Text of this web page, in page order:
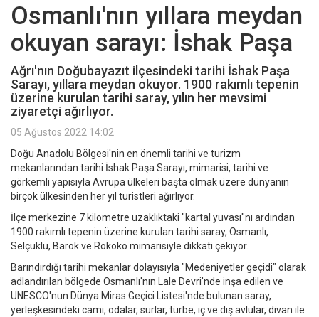
Osmanlı'nın yıllara meydan
okuyan sarayı: İshak Paşa
Ağrı'nın Doğubayazıt ilçesindeki tarihi İshak Paşa
Sarayı, yıllara meydan okuyor. 1900 rakımlı tepenin
üzerine kurulan tarihi saray, yılın her mevsimi
ziyaretçi ağırlıyor.
05 Ağustos 2022 14:02
Doğu Anadolu Bölgesi'nin en önemli tarihi ve turizm
mekanlarından tarihi İshak Paşa Sarayı, mimarisi, tarihi ve
görkemli yapısıyla Avrupa ülkeleri başta olmak üzere dünyanın
birçok ülkesinden her yıl turistleri ağırlıyor.
İlçe merkezine 7 kilometre uzaklıktaki "kartal yuvası"nı ardından
1900 rakımlı tepenin üzerine kurulan tarihi saray, Osmanlı,
Selçuklu, Barok ve Rokoko mimarisiyle dikkati çekiyor.
Barındırdığı tarihi mekanlar dolayısıyla "Medeniyetler geçidi" olarak
adlandırılan bölgede Osmanlı'nın Lale Devri'nde inşa edilen ve
UNESCO'nun Dünya Miras Geçici Listesi'nde bulunan saray,
yerleşkesindeki cami, odalar, surlar, türbe, iç ve dış avlular, divan ile